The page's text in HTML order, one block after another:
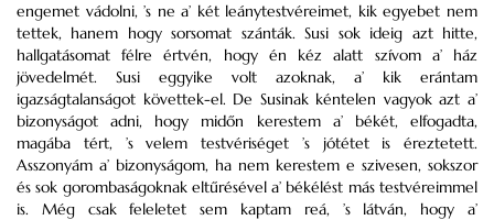
engemet vádolni, ’s ne a’ két leánytestvéreimet, kik egyebet nem
tettek, hanem hogy sorsomat szánták. Susi sok ideig azt hitte,
hallgatásomat félre értvén, hogy én kéz alatt szívom a’ ház
jövedelmét. Susi eggyike volt azoknak, a’ kik erántam
igazságtalanságot követtek-el. De Susinak kéntelen vagyok azt a’
bizonyságot adni, hogy midőn kerestem a’ békét, elfogadta,
magába tért, ’s velem testvériséget ’s jótétet is éreztetett.
Asszonyám a’ bizonyságom, ha nem kerestem e szivesen, sokszor
és sok gorombaságoknak eltűrésével a’ békélést más testvéreimmel
is. Még csak feleletet sem kaptam reá, ’s látván, hogy a’